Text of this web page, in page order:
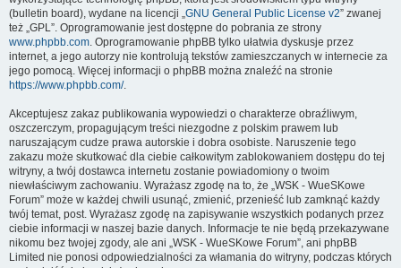
(bulletin board), wydane na licencji „GNU General Public License v2” zwanej
też „GPL”. Oprogramowanie jest dostępne do pobrania ze strony
www.phpbb.com. Oprogramowanie phpBB tylko ułatwia dyskusje przez
internet, a jego autorzy nie kontrolują tekstów zamieszczanych w internecie za
jego pomocą. Więcej informacji o phpBB można znaleźć na stronie
https://www.phpbb.com/.
Akceptujesz zakaz publikowania wypowiedzi o charakterze obraźliwym,
oszczerczym, propagującym treści niezgodne z polskim prawem lub
naruszającym cudze prawa autorskie i dobra osobiste. Naruszenie tego
zakazu może skutkować dla ciebie całkowitym zablokowaniem dostępu do tej
witryny, a twój dostawca internetu zostanie powiadomiony o twoim
niewłaściwym zachowaniu. Wyrażasz zgodę na to, że „WSK - WueSKowe
Forum” może w każdej chwili usunąć, zmienić, przenieść lub zamknąć każdy
twój temat, post. Wyrażasz zgodę na zapisywanie wszystkich podanych przez
ciebie informacji w naszej bazie danych. Informacje te nie będą przekazywane
nikomu bez twojej zgody, ale ani „WSK - WueSKowe Forum”, ani phpBB
Limited nie ponosi odpowiedzialności za włamania do witryny, podczas których